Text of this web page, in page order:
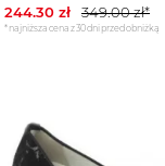
244.30 zł 349.00zł*
*najniższa cena z 30 dni przed obniżką